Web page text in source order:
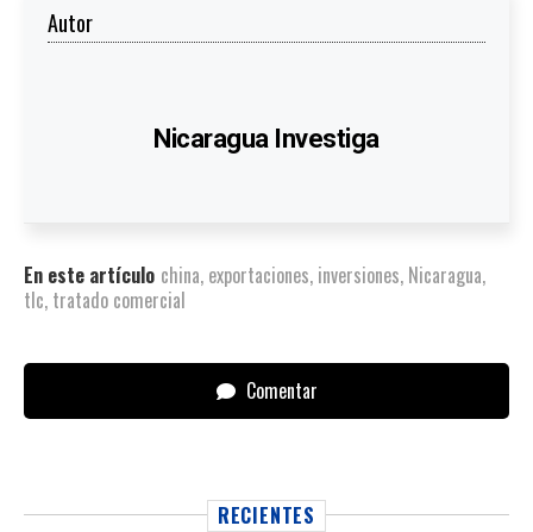
Autor
Nicaragua Investiga
En este artículo china, exportaciones, inversiones, Nicaragua,
tlc, tratado comercial
Comentar
RECIENTES